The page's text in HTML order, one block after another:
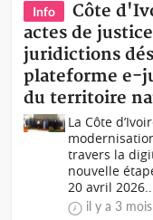
Info
Côte
actes de
juridictions
plateforme e-
du territoire
La Côte
travers la
nouvelle
20 avril
il y a 3 mois